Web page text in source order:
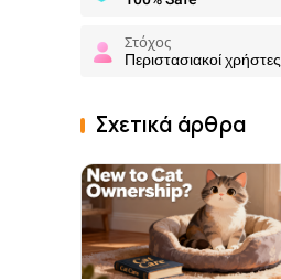
Στόχος
Περιστασιακοί χρήστες
Σχετικά άρθρα